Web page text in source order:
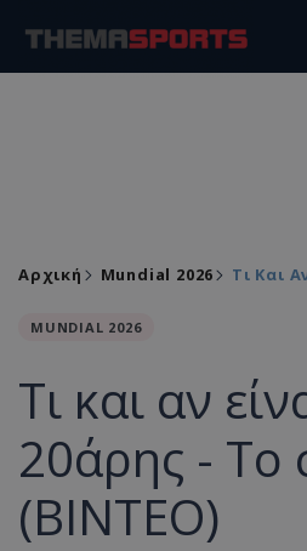
Αρχική Mundial 2026 Τι Και
MUNDIAL 2026
Τι και αν
20άρης - Το
(ΒΙΝΤΕΟ)